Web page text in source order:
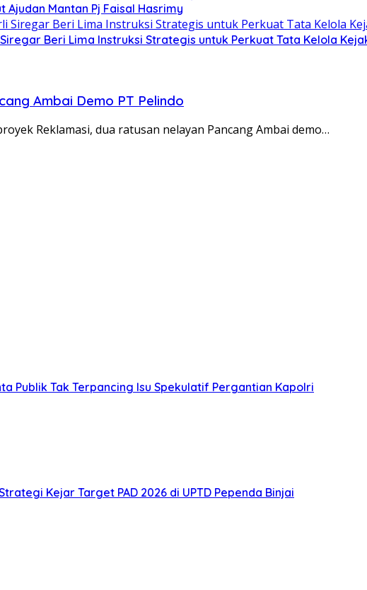
Ajudan Mantan Pj Faisal Hasrimy
Beri Lima Instruksi Strategis untuk Perkuat Tata Kelola
Ambai Demo PT Pelindo
Reklamasi, dua ratusan nelayan Pancang Ambai demo…
Publik Tak Terpancing Isu Spekulatif Pergantian Kapolri
Kejar Target PAD 2026 di UPTD Pependa Binjai